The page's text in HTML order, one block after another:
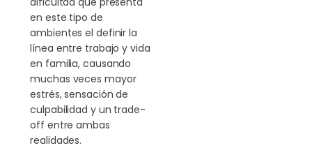
en este tipo de
ambientes el definir la
línea entre trabajo y vida
en familia, causando
muchas veces mayor
estrés, sensación de
culpabilidad y un trade-
off entre ambas
realidades.